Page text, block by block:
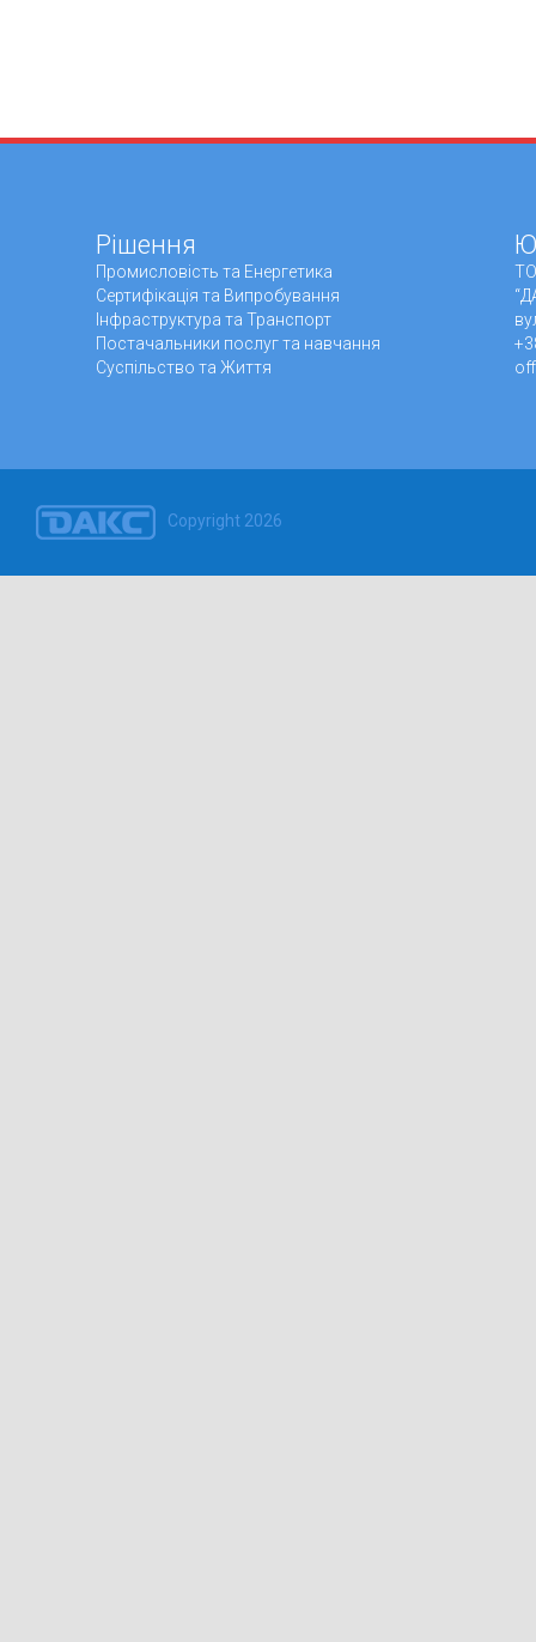
Рішення
Промисловiсть та Енергетика
Сертифікація та Випробування
Інфраструктура та Транспорт
Постачальники послуг та навчання
Суспільство та Життя
Copyright 2026